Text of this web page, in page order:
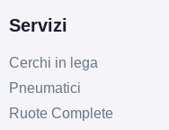
Servizi
Cerchi in lega
Pneumatici
Ruote Complete